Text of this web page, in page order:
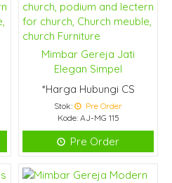
Mimbar Gereja Jati
Elegan Simpel
*Harga Hubungi CS
Stok:
Pre Order
Kode: AJ-MG 115
Pre Order